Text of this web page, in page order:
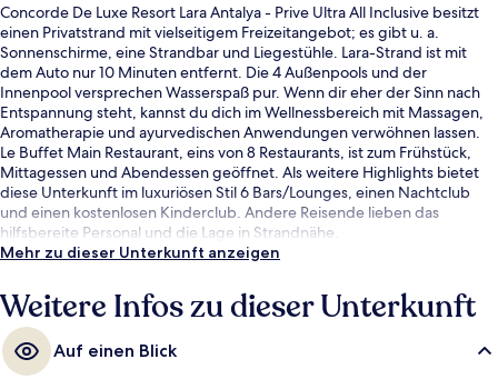
Concorde De Luxe Resort Lara Antalya - Prive Ultra All Inclusive besitzt
einen Privatstrand mit vielseitigem Freizeitangebot; es gibt u. a.
Sonnenschirme, eine Strandbar und Liegestühle. Lara-Strand ist mit
dem Auto nur 10 Minuten entfernt. Die 4 Außenpools und der
Innenpool versprechen Wasserspaß pur. Wenn dir eher der Sinn nach
Entspannung steht, kannst du dich im Wellnessbereich mit Massagen,
Aromatherapie und ayurvedischen Anwendungen verwöhnen lassen.
Le Buffet Main Restaurant, eins von 8 Restaurants, ist zum Frühstück,
Mittagessen und Abendessen geöffnet. Als weitere Highlights bietet
diese Unterkunft im luxuriösen Stil 6 Bars/Lounges, einen Nachtclub
und einen kostenlosen Kinderclub. Andere Reisende lieben das
hilfsbereite Personal und die Lage in Strandnähe.
Mehr zu dieser Unterkunft anzeigen
Weitere Infos zu dieser Unterkunft
Auf einen Blick